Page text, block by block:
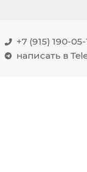
+7 (915) 190-05-
написать в